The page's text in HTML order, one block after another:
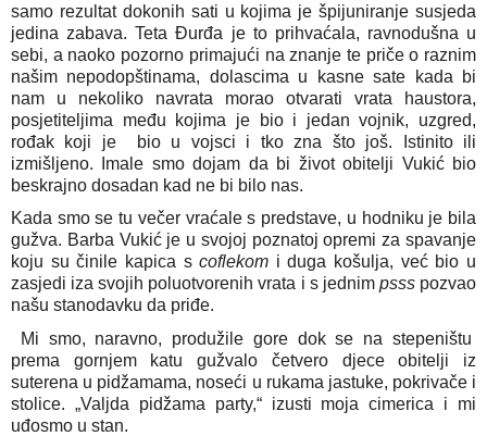
samo rezultat dokonih sati u kojima je špijuniranje susjeda
jedina zabava. Teta Đurđa je to prihvaćala, ravnodušna u
sebi, a naoko pozorno primajući na znanje te priče o raznim
našim nepodopštinama, dolascima u kasne sate kada bi
nam u nekoliko navrata morao otvarati vrata haustora,
posjetiteljima među kojima je bio i jedan vojnik, uzgred,
rođak koji je bio u vojsci i tko zna što još. Istinito ili
izmišljeno. Imale smo dojam da bi život obitelji Vukić bio
beskrajno dosadan kad ne bi bilo nas.
Kada smo se tu večer vraćale s predstave, u hodniku je bila
gužva. Barba Vukić je u svojoj poznatoj opremi za spavanje
koju su činile kapica scoflekom i duga košulja, već bio u
zasjedi iza svojih poluotvorenih vrata i s jednim pssspozvao
našu stanodavku da priđe.
Mi smo, naravno, produžile gore dok se na stepeništu
prema gornjem katu gužvalo četvero djece obitelji iz
suterena u pidžamama, noseći u rukama jastuke, pokrivače i
stolice. „Valjda pidžama party,“ izusti moja cimerica i mi
uđosmo u stan.